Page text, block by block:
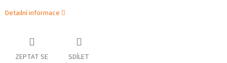
Detailní informace
ZEPTAT SE SDÍLET